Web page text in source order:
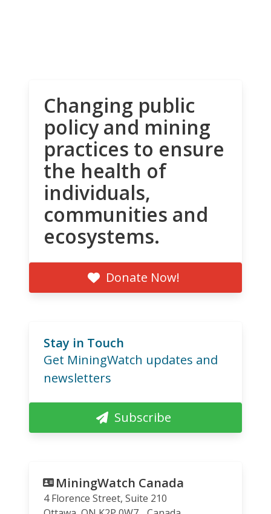
Changing public
policy and mining
practices to ensure
the health of
individuals,
communities and
ecosystems.
Donate Now!
Stay in Touch
Get MiningWatch updates and
newsletters
Subscribe
MiningWatch Canada
4 Florence Street, Suite 210